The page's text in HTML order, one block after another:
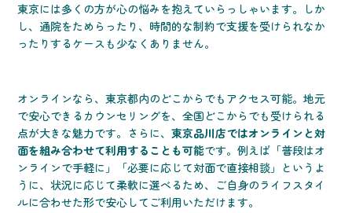
東京には多くの方が心の悩みを抱えていらっしゃいます。しか
し、通院をためらったり、時間的な制約で支援を受けられなか
ったりするケースも少なくありません。
オンラインなら、東京都内のどこからでもアクセス可能。地元
で安心できるカウンセリングを、全国どこからでも受けられる
点が大きな魅力です。さらに、東京品川店ではオンラインと対
面を組み合わせて利用することも可能です。例えば「普段はオ
ンラインで手軽に」「必要に応じて対面で直接相談」というよ
うに、状況に応じて柔軟に選べるため、ご自身のライフスタイ
ルに合わせた形で安心してご利用いただけます。